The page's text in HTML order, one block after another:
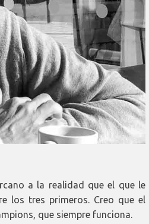
a la realidad que el que le
los tres primeros. Creo que el
que siempre funciona.